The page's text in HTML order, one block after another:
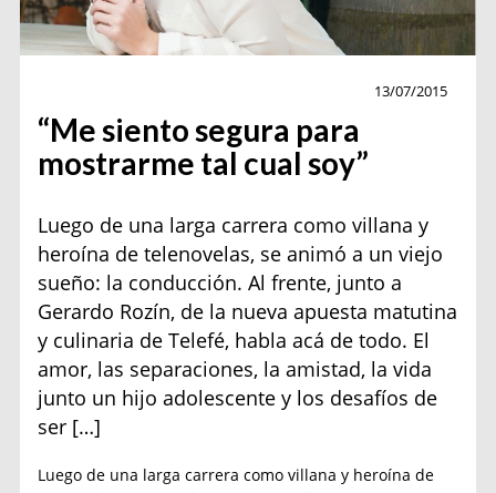
13/07/2015
“Me siento segura para
mostrarme tal cual soy”
Luego de una larga carrera como villana y
heroína de telenovelas, se animó a un viejo
sueño: la conducción. Al frente, junto a
Gerardo Rozín, de la nueva apuesta matutina
y culinaria de Telefé, habla acá de todo. El
amor, las separaciones, la amistad, la vida
junto un hijo adolescente y los desafíos de
ser […]
Luego de una larga carrera como villana y heroína de